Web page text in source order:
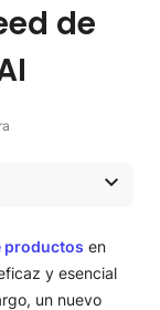
de
OpenAI
productos en
y esencial
un nuevo